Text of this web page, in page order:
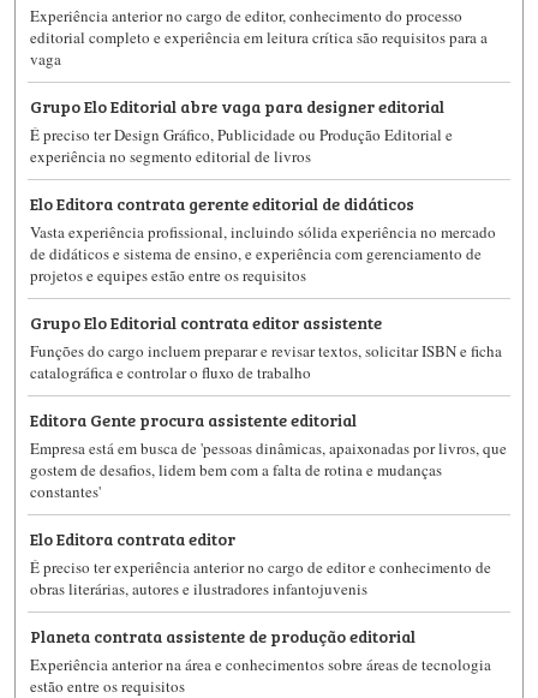
Experiência anterior no cargo de editor, conhecimento do processo
editorial completo e experiência em leitura crítica são requisitos para a
vaga
Grupo Elo Editorial abre vaga para designer editorial
É preciso ter Design Gráfico, Publicidade ou Produção Editorial e
experiência no segmento editorial de livros
Elo Editora contrata gerente editorial de didáticos
Vasta experiência profissional, incluindo sólida experiência no mercado
de didáticos e sistema de ensino, e experiência com gerenciamento de
projetos e equipes estão entre os requisitos
Grupo Elo Editorial contrata editor assistente
Funções do cargo incluem preparar e revisar textos, solicitar ISBN e ficha
catalográfica e controlar o fluxo de trabalho
Editora Gente procura assistente editorial
Empresa está em busca de 'pessoas dinâmicas, apaixonadas por livros, que
gostem de desafios, lidem bem com a falta de rotina e mudanças
constantes'
Elo Editora contrata editor
É preciso ter experiência anterior no cargo de editor e conhecimento de
obras literárias, autores e ilustradores infantojuvenis
Planeta contrata assistente de produção editorial
Experiência anterior na área e conhecimentos sobre áreas de tecnologia
estão entre os requisitos